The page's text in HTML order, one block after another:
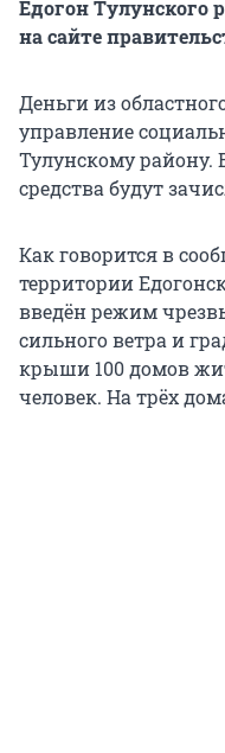
Едогон Тулунского
на сайте
Деньги из
управление
Тулунскому району.
средства будут
Как говорится в
территории
введён режим
сильного ветра и
крыши 100 домов
человек. На трёх